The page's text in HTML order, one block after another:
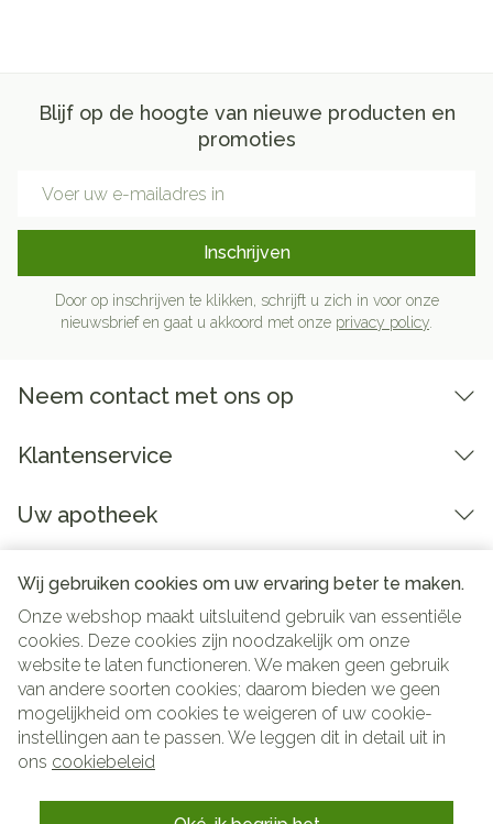
Wij gebruiken cookies om uw ervaring beter te maken.
Onze webshop maakt uitsluitend gebruik van essentiële
cookies. Deze cookies zijn noodzakelijk om onze
website te laten functioneren. We maken geen gebruik
van andere soorten cookies; daarom bieden we geen
mogelijkheid om cookies te weigeren of uw cookie-
instellingen aan te passen. We leggen dit in detail uit in
ons cookiebeleid
Blijf op de hoogte van nieuwe producten en
promoties
Inschrijven
Door op inschrijven te klikken, schrijft u zich in voor onze
nieuwsbrief en gaat u akkoord met onze privacy policy
Neem contact met ons op
Klantenservice
Uw apotheek
Juridische links